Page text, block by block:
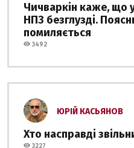
Чичваркін каже, що
НПЗ безглузді.
помиляється
3492
ЮРІЙ КАСЬЯНОВ
Хто насправді
3227